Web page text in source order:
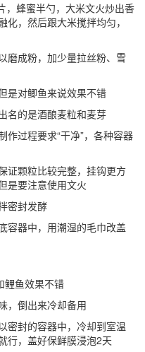
，蜂蜜半勺，大米文火炒出香
，然后跟大米搅拌均匀，
磨成粉，加少量拉丝粉、雪
是对鲫鱼来说效果不错
名的是酒酿麦粒和麦芽
作过程要求“干净”，各种容器
证颗粒比较完整，挂钩更方
是要注意使用文火
密封发酵
容器中，用潮湿的毛巾改盖
鲤鱼效果不错
，倒出来冷却备用
密封的容器中，冷却到室温
行，盖好保鲜膜浸泡2天